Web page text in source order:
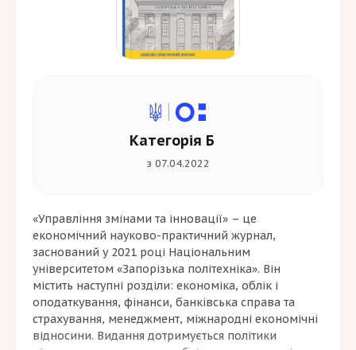
«Управління змінами та інновації» – це
економічний науково-практичний журнал,
заснований у 2021 році Національним
університетом «Запорізька політехніка». Він
містить наступні розділи: економіка, облік і
оподаткування, фінанси, банківська справа та
страхування, менеджмент, міжнародні економічні
відносини. Видання дотримується політики
Категорія Б
з 07.04.2022